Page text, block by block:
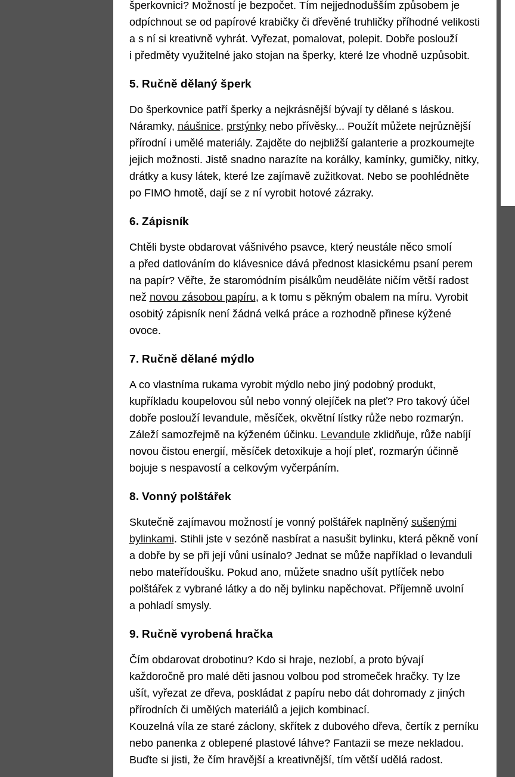
šperkovnici? Možností je bezpočet. Tím nejjednodušším způsobem je
odpíchnout se od papírové krabičky či dřevěné truhličky příhodné velikosti
a s ní si kreativně vyhrát. Vyřezat, pomalovat, polepit. Dobře poslouží
i předměty využitelné jako stojan na šperky, které lze vhodně uzpůsobit.
5. Ručně dělaný šperk
Do šperkovnice patří šperky a nejkrásnější bývají ty dělané s láskou.
Náramky, náušnice, prstýnkynebo přívěsky... Použít můžete nejrůznější
přírodní i umělé materiály. Zajděte do nejbližší galanterie a prozkoumejte
jejich možnosti. Jistě snadno narazíte na korálky, kamínky, gumičky, nitky,
drátky a kusy látek, které lze zajímavě zužitkovat. Nebo se poohlédněte
po FIMO hmotě, dají se z ní vyrobit hotové zázraky.
6. Zápisník
Chtěli byste obdarovat vášnivého psavce, který neustále něco smolí
a před datlováním do klávesnice dává přednost klasickému psaní perem
na papír? Věřte, že staromódním pisálkům neuděláte ničím větší radost
než novou zásobou papíru, a k tomu s pěkným obalem na míru. Vyrobit
osobitý zápisník není žádná velká práce a rozhodně přinese kýžené
ovoce.
7. Ručně dělané mýdlo
A co vlastníma rukama vyrobit mýdlo nebo jiný podobný produkt,
kupříkladu koupelovou sůl nebo vonný olejíček na pleť? Pro takový účel
dobře poslouží levandule, měsíček, okvětní lístky růže nebo rozmarýn.
Záleží samozřejmě na kýženém účinku. Levandulezklidňuje, růže nabíjí
novou čistou energií, měsíček detoxikuje a hojí pleť, rozmarýn účinně
bojuje s nespavostí a celkovým vyčerpáním.
8. Vonný polštářek
Skutečně zajímavou možností je vonný polštářek naplněný sušenými
bylinkami. Stihli jste v sezóně nasbírat a nasušit bylinku, která pěkně voní
a dobře by se při její vůni usínalo? Jednat se může například o levanduli
nebo mateřídoušku. Pokud ano, můžete snadno ušít pytlíček nebo
polštářek z vybrané látky a do něj bylinku napěchovat. Příjemně uvolní
a pohladí smysly.
9. Ručně vyrobená hračka
Čím obdarovat drobotinu? Kdo si hraje, nezlobí, a proto bývají
každoročně pro malé děti jasnou volbou pod stromeček hračky. Ty lze
ušít, vyřezat ze dřeva, poskládat z papíru nebo dát dohromady z jiných
přírodních či umělých materiálů a jejich kombinací.
Kouzelná víla ze staré záclony, skřítek z dubového dřeva, čertík z perníku
nebo panenka z oblepené plastové láhve? Fantazii se meze nekladou.
Buďte si jisti, že čím hravější a kreativnější, tím větší udělá radost.